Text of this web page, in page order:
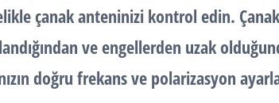
çanak anteninizi kontrol edin.
ve engellerden uzak
doğru frekans ve polarizasyon